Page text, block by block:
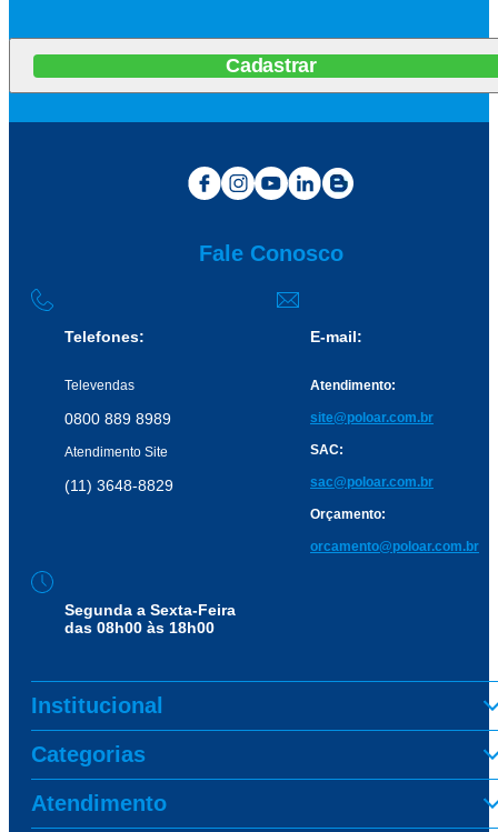
Cadastrar
Fale Conosco
Telefones:
Televendas
0800 889 8989
Atendimento Site
(11) 3648-8829
E-mail:
Atendimento:
site@poloar.com.br
SAC:
sac@poloar.com.br
Orçamento:
orcamento@poloar.com.br
Segunda a Sexta-Feira
das 08h00 às 18h00
Institucional
Categorias
Atendimento